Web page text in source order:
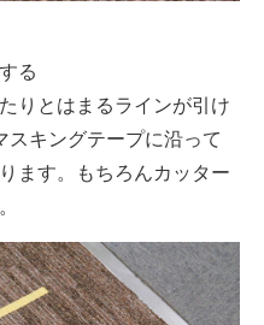
る
りとはまるラインが引け
スキングテープに沿って
ます。もちろんカッター